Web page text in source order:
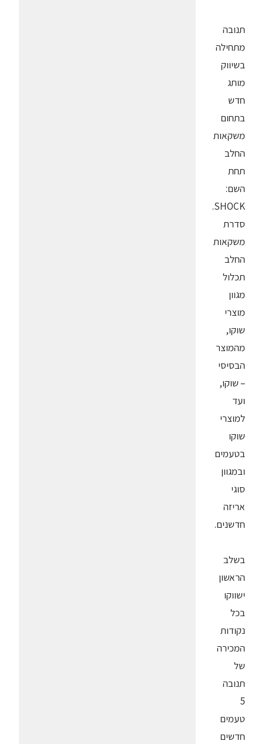
תנובה
מתחילה
בשיווק
מותג
חדש
בתחום
משקאות
החלב
תחת
השם:
SHOCK.
סדרת
משקאות
החלב
תכלול
מגוון
מוצרי
שוקו,
מהמוצר
הבסיסי
– שוקו,
ועד
למוצרי
שוקו
בטעמים
ובמגוון
סוגי
אריזה
חדשנים.
בשלב
הראשון
ישווקו
בכל
נקודות
המכירה
של
תנובה
5
טעמים
חדשים